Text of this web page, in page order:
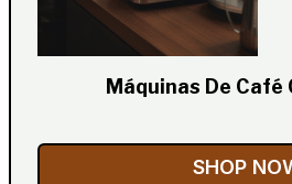
Máquinas De Café
SHOP